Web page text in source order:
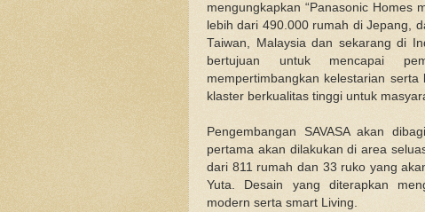
mengungkapkan “Panasonic Homes
lebih dari 490.000 rumah di Jepang,
Taiwan, Malaysia dan sekarang di
bertujuan untuk mencapai
mempertimbangkan kelestarian
klaster berkualitas tinggi untuk
Pengembangan SAVASA akan
pertama akan dilakukan di area
dari 811 rumah dan 33 ruko yang
Yuta. Desain yang diterapkan
modern serta smart Living.